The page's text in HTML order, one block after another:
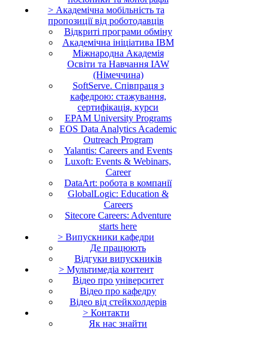
> Академічна мобільність та
пропозиції від роботодавців
Відкриті програми обміну
Академічна ініціатива IBM
Міжнародна Академія
Освіти та Навчання IAW
(Німеччина)
SoftServe. Співпраця з
кафедрою: стажування,
сертифікація, курси
EPAM University Programs
EOS Data Analytics Academic
Outreach Program
Yalantis: Careers and Events
Luxoft: Events & Webinars,
Career
DataArt: робота в компанії
GlobalLogic: Education &
Careers
Sitecore Careers: Adventure
starts here
> Випускники кафедри
Де працюють
Відгуки випускників
> Мультимедіа контент
Відео про університет
Відео про кафедру
Відео від стейкхолдерів
> Контакти
Як нас знайти